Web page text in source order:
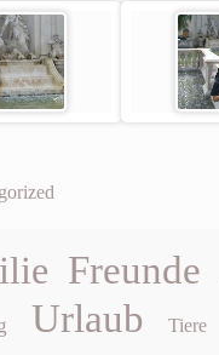
Freunde
Urlaub Tiere